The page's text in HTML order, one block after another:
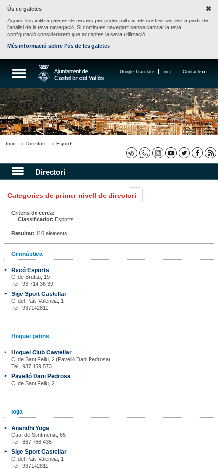
Ús de galetes
Aquest lloc utilitza galetes de tercers per poder millorar els nostres serveis a partir de
l'anàlisi de la teva navegació. Si continues navegant sense canviar la teva
configuració considerarem que acceptes la seva utilització.
Més informació sobre l'ús de les galetes
Contacte
Inici
Google Translate
Inici Directori Esports
Directori
Categories de primer nivell de directori
Criteris de cerca:
Classificador: Esports
Resultat: 110 elements
Gimnàstica
Racó Esports
C. de Brutau, 19
Tel | 93 714 36 39
Sige Sport Castellar
C. del País Valencià, 1
Tel | 937142811
Hoquei patins
Hoquei Club Castellar
C. de Sant Feliu, 2 (Pavelló Dani Pedrosa)
Tel | 937 159 573
Pavelló Dani Pedrosa
C. de Sant Feliu, 2
Ioga
Anandhi Yoga
Ctra. de Sentmenat, 65
Tel | 667 766 435
Sige Sport Castellar
C. del País Valencià, 1
Tel | 937142811